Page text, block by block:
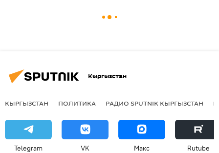
Кыргызстан
КЫРГЫЗСТАН ПОЛИТИКА РАДИО SPUTNIK КЫРГЫЗСТАН
Telegram VK Макс Rutube